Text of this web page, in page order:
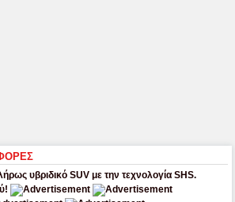
υβριδικό SUV με την τεχνολογία SHS.